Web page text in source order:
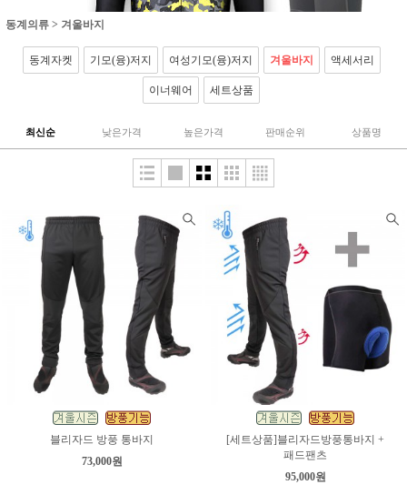
동계의류 > 겨울바지
동계자켓 기모(융)저지 여성기모(융)저지 겨울바지 액세서리
이너웨어 세트상품
최신순 낮은가격 높은가격 판매순위 상품명
블리자드 방풍 통바지
73,000원
[세트상품]블리자드방풍통바지 +
패드팬츠
95,000원